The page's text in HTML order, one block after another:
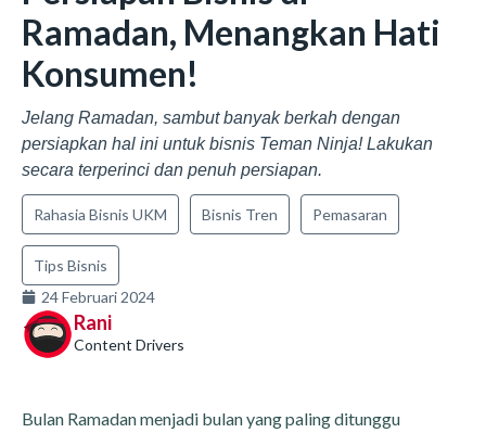
Ramadan, Menangkan Hati
Konsumen!
Jelang Ramadan, sambut banyak berkah dengan
persiapkan hal ini untuk bisnis Teman Ninja! Lakukan
secara terperinci dan penuh persiapan.
Rahasia Bisnis UKM Bisnis Tren Pemasaran
Tips Bisnis
24 Februari 2024
Rani
Content Drivers
Bulan Ramadan menjadi bulan yang paling ditunggu